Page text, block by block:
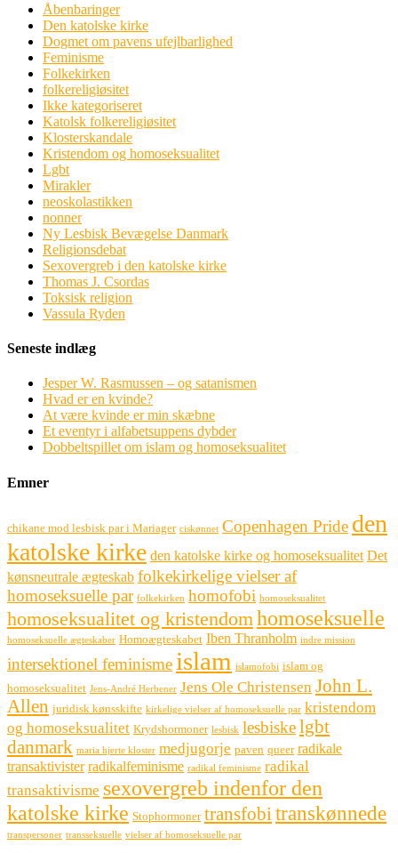
Åbenbaringer
Den katolske kirke
Dogmet om pavens ufejlbarlighed
Feminisme
Folkekirken
folkereligiøsitet
Ikke kategoriseret
Katolsk folkereligiøsitet
Klosterskandale
Kristendom og homoseksualitet
Lgbt
Mirakler
neoskolastikken
nonner
Ny Lesbisk Bevægelse Danmark
Religionsdebat
Sexovergreb i den katolske kirke
Thomas J. Csordas
Toksisk religion
Vassula Ryden
Seneste indlæg
Jesper W. Rasmussen – og satanismen
Hvad er en kvinde?
At være kvinde er min skæbne
Et eventyr i alfabetsuppens dybder
Dobbeltspillet om islam og homoseksualitet
Emner
chikane mod lesbisk par i Mariager ciskønnet Copenhagen Pride den
katolske kirke den katolske kirke og homoseksualitet Det
kønsneutrale ægteskab folkekirkelige vielser af
homoseksuelle par folkekirken homofobi homoseksualitet
homoseksualitet og kristendom homoseksuelle
homoseksuelle ægteskaber Homoægteskabet Iben Thranholm indre mission
intersektionel feminisme islam islamofobi islam og
homoseksualitet Jens-André Herbener Jens Ole Christensen John L.
Allen juridisk kønsskifte kirkelige vielser af homoseksuelle par kristendom
og homoseksualitet Krydshormoner lesbisk lesbiskelgbt
danmark maria hjerte kloster medjugorje paven queer radikale
transaktivister radikalfeminisme radikal feminisme radikal
transaktivisme sexovergreb indenfor den
katolske kirke Stophormoner transfobi transkønnede
transpersoner transseksuelle vielser af homoseksuelle par